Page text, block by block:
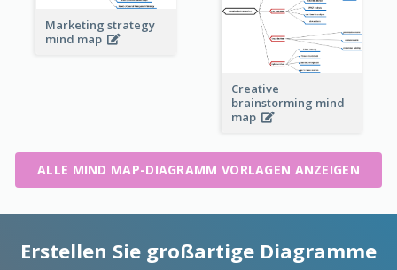
Marketing strategy
mind map
Creative
brainstorming mind
map
ALLE MIND MAP-DIAGRAMM VORLAGEN ANZEIGEN
Erstellen Sie großartige Diagramme